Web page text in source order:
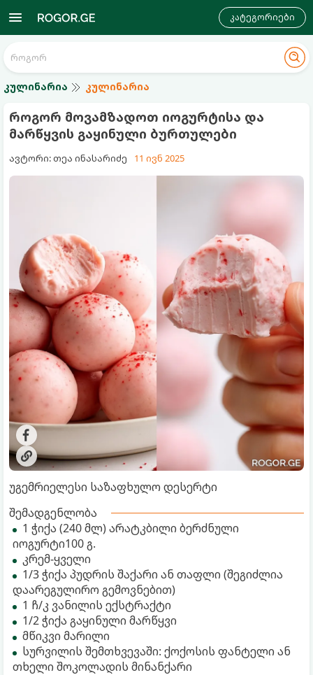
კატეგორიები
კულინარია კულინარია
როგორ მოვამზადოთ იოგურტისა და
მარწყვის გაყინული ბურთულები
ავტორი: თეა ინასარიძე 11 ივნ 2025
უგემრიელესი საზაფხულო დესერტი
შემადგენლობა
1 ჭიქა (240 მლ) არატკბილი ბერძნული
იოგურტი100 გ.
კრემ-ყველი
1/3 ჭიქა პუდრის შაქარი ან თაფლი (შეგიძლია
დაარეგულირო გემოვნებით)
1 ჩ/კ ვანილის ექსტრაქტი
1/2 ჭიქა გაყინული მარწყვი
მწიკვი მარილი
სურვილის შემთხვევაში: ქოქოსის ფანტელი ან
თხელი შოკოლადის მინანქარი